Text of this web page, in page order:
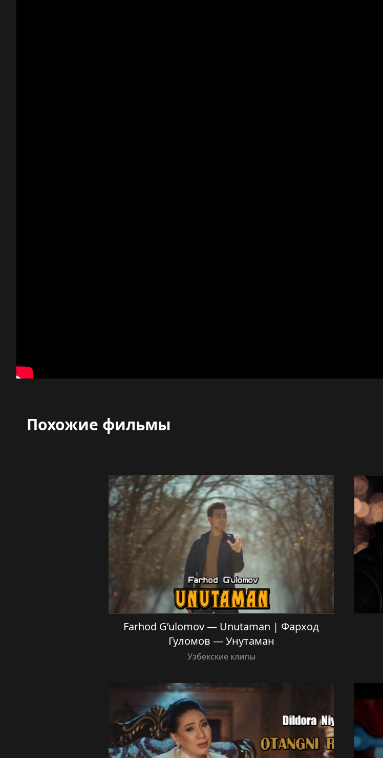
Похожие фильмы
Farhod G’ulomov — Unutaman | Фарход
Гуломов — Унутаман
Узбекские клипы